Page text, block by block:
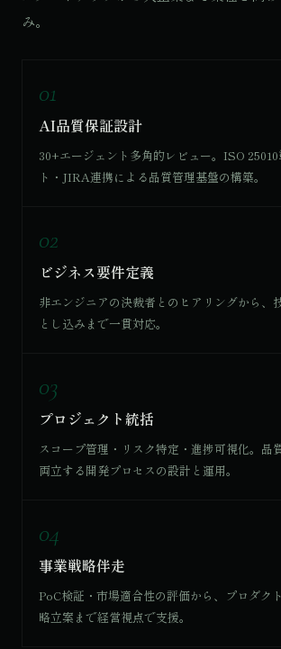
み。
01
AI品質保証設計
30+エージェント多角的レビュー。ISO
ト・JIRA連携による品質管理基盤の構築。
02
ビジネス要件定義
非エンジニアの決裁者とのヒアリングから、
とし込みまで一貫対応。
03
プロジェクト統括
スコープ管理・リスク特定・進捗可視化。品
両立する開発プロセスの設計と運用。
04
事業戦略伴走
PoC検証・市場適合性の評価から、プロダク
略立案まで経営視点で支援。